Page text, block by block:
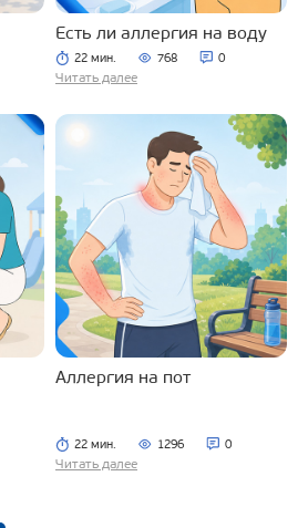
Есть ли аллергия на воду
22 мин. 768 0
Читать далее
Аллергия на пот
22 мин. 1296 0
Читать далее